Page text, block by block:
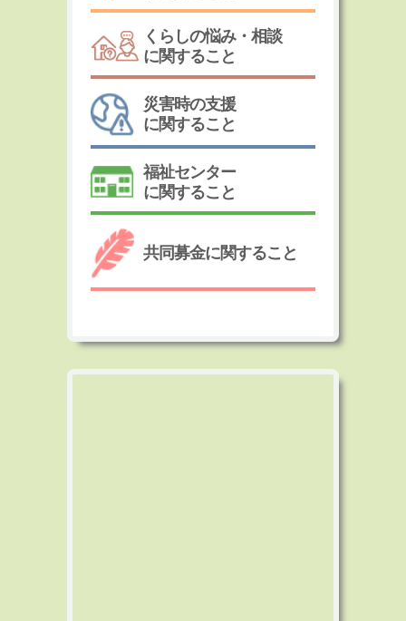
くらしの悩み・相談
に関すること
災害時の支援
に関すること
福祉センター
に関すること
共同募金に関すること